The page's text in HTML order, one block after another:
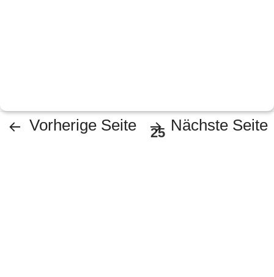
Seitennummerierung
Vorherige Seite
SEITE25 Nächste Seite